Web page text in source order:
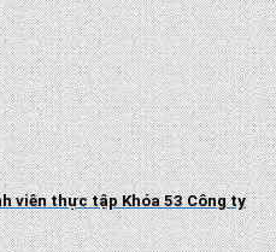
viên thực tập Khóa 53 Công ty